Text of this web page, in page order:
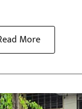
More